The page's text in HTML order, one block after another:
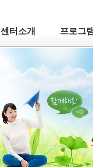
센터소개 프로그